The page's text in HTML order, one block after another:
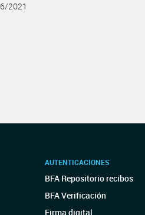
2021
AUTENTICACIONES
BFA Repositorio recibos
BFA Verificación
Firma digital